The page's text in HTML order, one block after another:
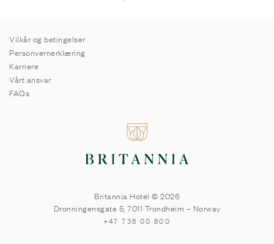
Vilkår og betingelser
Personvernerklæring
Karriere
Vårt ansvar
FAQs
Britannia Hotel © 2026
Dronningensgate 5 7011 Trondheim – Norway
+47 738 00 800